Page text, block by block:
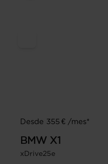
Desde 355 € /mes*
BMW X1
xDrive25e